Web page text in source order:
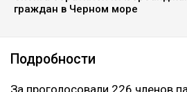
граждан в Черном море
Подробности